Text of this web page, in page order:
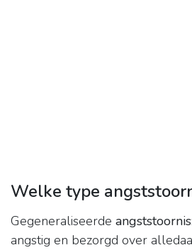
Welke type
Gegeneraliseerde angststoornis
angstig en bezorgd over